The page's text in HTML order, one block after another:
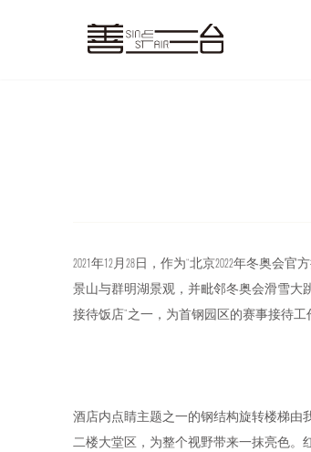
2021年12月28日，作为“北京2022年冬奥
景山与群明湖景观，并毗邻冬奥会滑雪大
接待饭店”之一，为首钢园区的赛事接待工
酒店内点睛主题之一的钢结构旋转楼梯由
二楼大堂区，为整个视野带来一抹亮色。